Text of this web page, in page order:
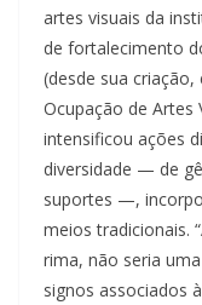
artes visuais da
de fortalecimento
(desde sua
Ocupação de Artes
intensificou ações
diversidade — de
suportes —,
meios tradicionais.
rima, não seria
signos associados